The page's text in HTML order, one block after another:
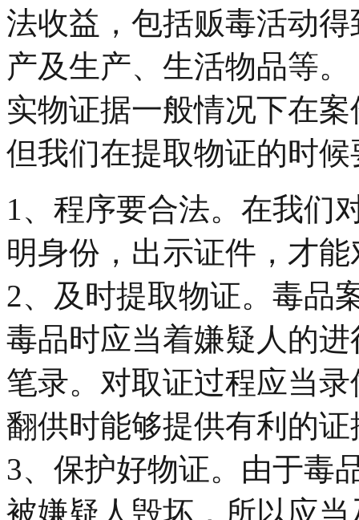
法收益，包括贩毒活动
产及生产、生活物品等。
实物证据一般情况下在
但我们在提取物证的时
1、程序要合法。在我们
明身份，出示证件，才
2、及时提取物证。毒品
毒品时应当着嫌疑人的
笔录。对取证过程应当
翻供时能够提供有利的证
3、保护好物证。由于毒
被嫌疑人毁坏，所以应